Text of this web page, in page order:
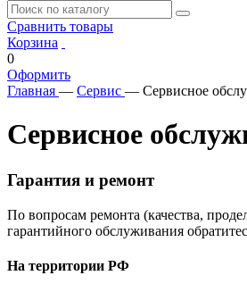
Сравнить товары
Корзина
0
Оформить
Главная — Сервис — Сервисное
Сервисное
Гарантия и ремонт
По вопросам ремонта (качества,
гарантийного обслуживания
На территории РФ